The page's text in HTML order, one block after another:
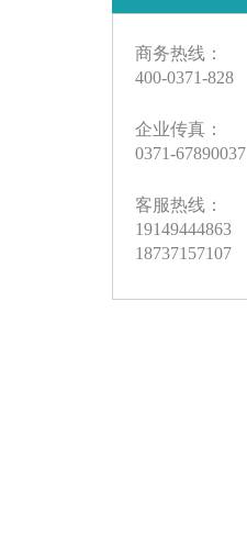
商务热线：
400-0371-828
企业传真：
0371-67890037
客服热线：
19149444863
18737157107